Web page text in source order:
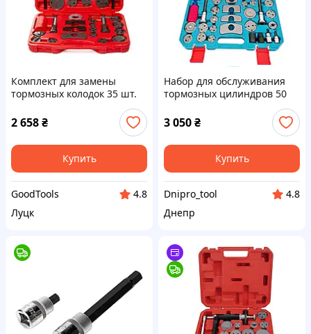
Комплект для замены
тормозных колодок 35 шт.
2 658₴
Купить
GoodTools
4.8
Луцк
Набор для обслуживания
тормозных цилиндров 50
3 050₴
Купить
Dnipro_tool
4.8
Днепр